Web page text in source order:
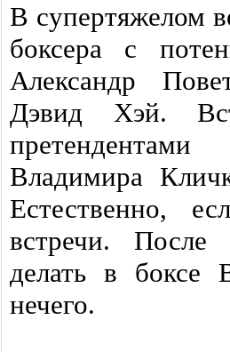
В супертяжелом
боксера с
Александр
Дэвид Хэй.
Владимира
Естественно,
встречи. После
делать в боксе
нечего.